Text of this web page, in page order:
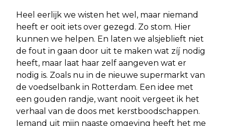
Heel eerlijk we wisten het wel, maar niemand
heeft er ooit iets over gezegd. Zo stom. Hier
kunnen we helpen. En laten we alsjeblieft niet
de fout in gaan door uit te maken wat zíj nodig
heeft, maar laat haar zelf aangeven wat er
nodig is. Zoals nu in de nieuwe supermarkt van
de voedselbank in Rotterdam. Een idee met
een gouden randje, want nooit vergeet ik het
verhaal van de doos met kerstboodschappen.
Iemand uit mijn naaste omgeving heeft het me